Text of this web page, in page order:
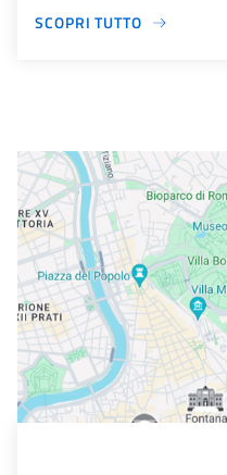
SCOPRI TUTTO